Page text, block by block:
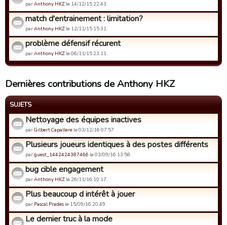
parAnthony HKZ le 14/12/15 22:43.
match d'entrainement : limitation?
parAnthony HKZ le 12/11/15 15:31.
problème défensif récurent
parAnthony HKZ le 06/11/15 23:11.
Dernières contributions de Anthony HKZ
SUJETS
Nettoyage des équipes inactives
parGilbert Capallere le 03/12/16 07:57.
Plusieurs joueurs identiques à des postes différents
parguest_1442424387466 le 03/09/16 13:58.
bug cible engagement
parAnthony HKZ le 26/11/16 10:17.
Plus beaucoup d intérêt à jouer
par Pascal Prades le 15/09/16 20:49.
Le dernier truc à la mode